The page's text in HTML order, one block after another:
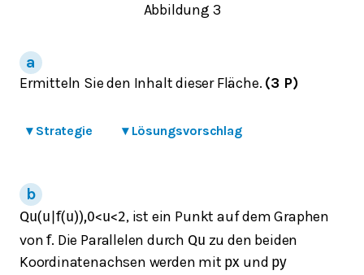
Abbildung 3
Ermitteln Sie den Inhalt dieser Fläche. (3 P)
▾ Strategie ▾ Lösungsvorschlag
Qu(u f(u)),0<u<2, ist ein Punkt auf dem Graphen
vonf. Die Parallelen durch Qu zu den beiden
Koordinatenachsen werden mit px und py